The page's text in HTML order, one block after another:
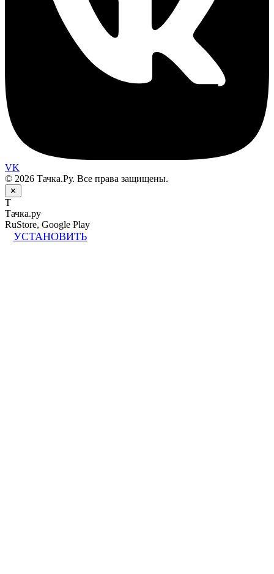
VK
© 2026 Тачка.Ру. Все права защищены.
✕
Т
Тачка.ру
RuStore, Google Play
УСТАНОВИТЬ